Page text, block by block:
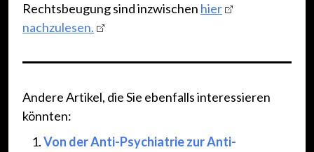
Rechtsbeugung sind inzwischen hier
nachzulesen.
Andere Artikel, die Sie ebenfalls interessieren
könnten:
Von der Anti-Psychiatrie zur Anti-